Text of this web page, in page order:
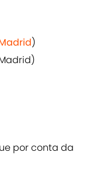
)
por conta da